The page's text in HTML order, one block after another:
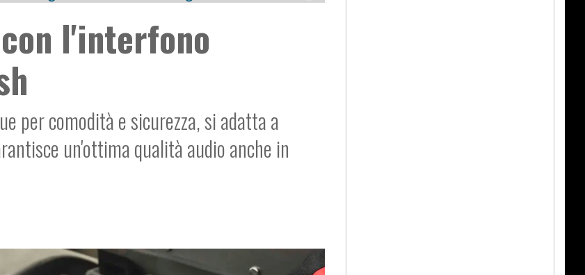
l'interfono
per comodità e sicurezza, si adatta a
un'ottima qualità audio anche in